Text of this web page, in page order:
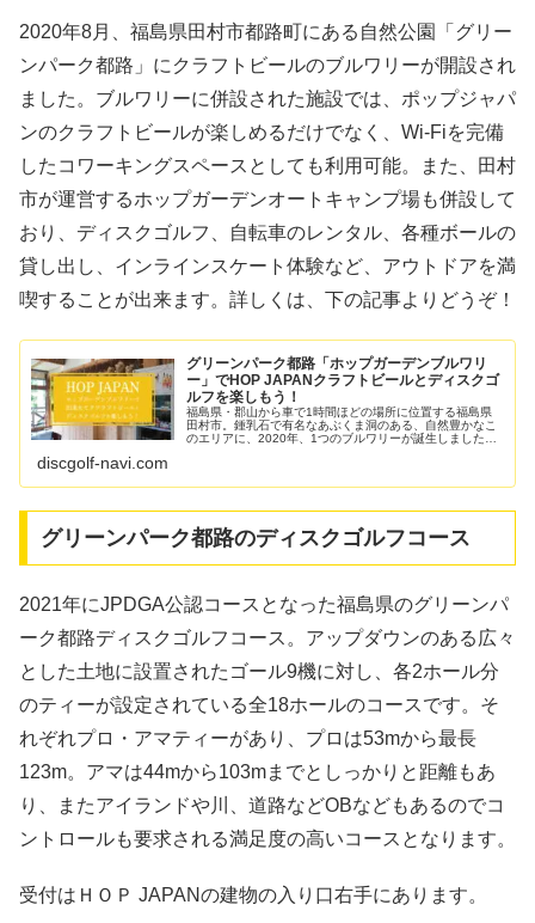
2020年8月、福島県田村市都路町にある自然公園「グリー
ンパーク都路」にクラフトビールのブルワリーが開設され
ました。ブルワリーに併設された施設では、ポップジャパ
ンのクラフトビールが楽しめるだけでなく、Wi-Fiを完備
したコワーキングスペースとしても利用可能。また、田村
市が運営するホップガーデンオートキャンプ場も併設して
おり、ディスクゴルフ、自転車のレンタル、各種ボールの
貸し出し、インラインスケート体験など、アウトドアを満
喫することが出来ます。詳しくは、下の記事よりどうぞ！
グリーンパーク都路「ホップガーデンブルワリ
ー」でHOP JAPANクラフトビールとディスクゴ
ルフを楽しもう！
福島県・郡山から車で1時間ほどの場所に位置する福島県
田村市。鍾乳石で有名なあぶくま洞のある、自然豊かなこ
のエリアに、2020年、1つのブルワリーが誕生しました。
discgolf-navi.com
グリーンパーク都路のディスクゴルフコース
2021年にJPDGA公認コースとなった福島県のグリーンパ
ーク都路ディスクゴルフコース。アップダウンのある広々
とした土地に設置されたゴール9機に対し、各2ホール分
のティーが設定されている全18ホールのコースです。そ
れぞれプロ・アマティーがあり、プロは53mから最長
123m。アマは44mから103mまでとしっかりと距離もあ
り、またアイランドや川、道路などOBなどもあるのでコ
ントロールも要求される満足度の高いコースとなります。
受付はＨＯＰ JAPANの建物の入り口右手にあります。